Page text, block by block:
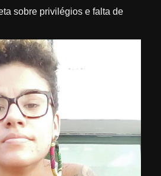
sobre privilégios e falta de